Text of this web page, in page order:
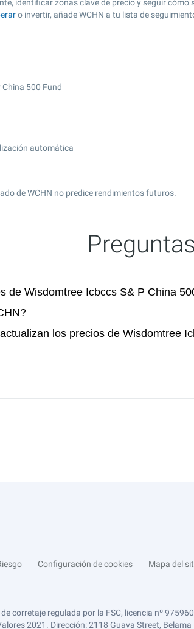
identificar zonas clave de precio y seguir
o invertir, añade WCHN a tu lista de
China 500 Fund
automática
de WCHN no predice rendimientos futuros.
de Wisdomtree Icbccs S& P China
los precios de Wisdomtree
Configuración de cookies Mapa del
corretaje regulada por la FSC, licencia nº
2021. Dirección: 2118 Guava Street, Belama